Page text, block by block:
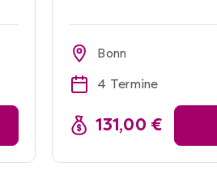
Bonn
4 Termine
131,00 €